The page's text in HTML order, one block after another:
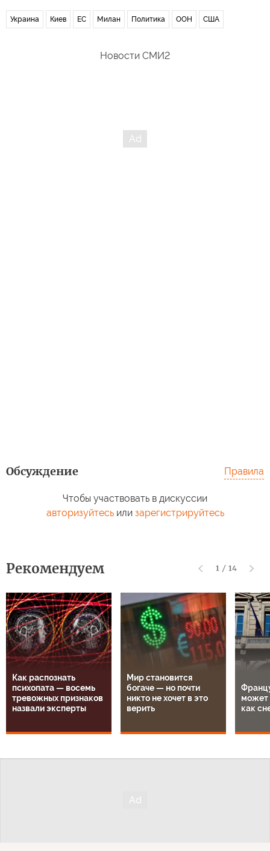
Украина Киев ЕС Милан Политика ООН США
Новости СМИ2
Обсуждение Правила
Чтобы участвовать в дискуссии
авторизуйтесьили зарегистрируйтесь
Рекомендуем 1 / 14
Как распознать
психопата — восемь
тревожных признаков
назвали эксперты
Мир становится
богаче — но почти
никто не хочет в это
верить
может
как